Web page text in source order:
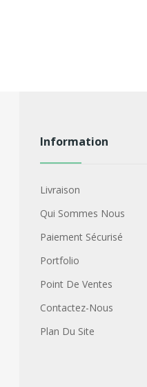
Information
Livraison
Qui Sommes Nous
Paiement Sécurisé
Portfolio
Point De Ventes
Contactez-Nous
Plan Du Site